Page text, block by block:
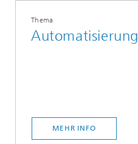
Thema
Automatisierung
MEHR INFO